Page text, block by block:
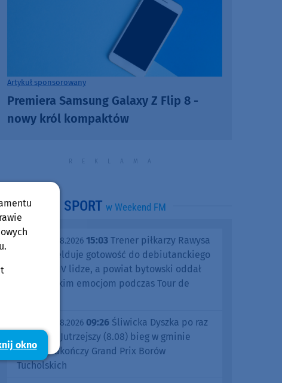
Artykuł sponsorowany
Premiera Samsung Galaxy Z Flip 8 -
nowy król kompaktów
SPORT w Weekend FM
piątek, 07.08.2026 15:03 Trener piłkarzy Rawysa
Raciąż melduje gotowość do debiutanckiego
sezonu w IV lidze, a powiat bytowski oddał
się kolarskim emocjom podczas Tour de
piątek, 07.08.2026 09:26 Śliwicka Dyszka po raz
dziesiąty. Jutrzejszy (8.08) bieg w gminie
Śliwice zakończy Grand Prix Borów
Tucholskich
okno